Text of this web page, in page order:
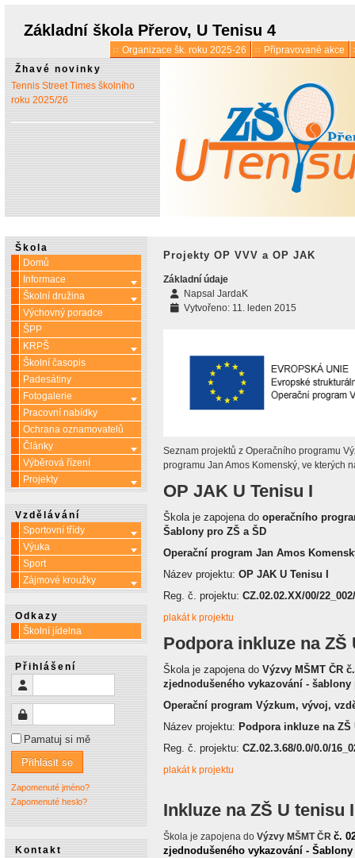
Základní škola Přerov, U Tenisu 4
Organizace šk. roku 2025-26
Připravované akce
Žhavé novinky
prázdninách
* 13. 5.:Vyšlo 6. číslo časopisu
Tennis Street Times školního
roku 2025/26
Škola
Domů
Informace
Více o: Informace
Školní družina Více o: Školní družina
Výchovný poradce
ŠPP
KRPŠ
Více o: KRPŠ
Školní časopis
Padesátiny
Fotogalerie
Více o: Fotogalerie
Pracovní nabídky
Ochrana oznamovatelů
Články
Více o: Články
Výběrová řízení
Projekty
Více o: Projekty
Vzdělávání
Sportovní třídy
Více o: Sportovní třídy
Výuka Více o: Výuka
Sport
Zájmové kroužky
Více o: Zájmové kroužky
Odkazy
Školní jídelna
Přihlášení
Heslo
Pamatuj si mě
Přihlásit se
Zapomenuté jméno?
Zapomenuté heslo?
Kontakt
Projekty OP VVV a OP JAK
Základní údaje
Napsal JardaK
Vytvořeno: 11. leden 2015
Seznam projektů z Operačního programu
programu Jan Amos Komenský, ve kterých
OP JAK U Tenisu I
Škola je zapojena do operačního
Šablony pro ZŠ a ŠD
Operační program Jan Amos
Název projektu: OP JAK U Tenisu I
Reg. č. projektu: CZ.02.02.XX/00/
plakát k projektu
Podpora inkluze na ZŠ
Škola je zapojena do Výzvy MŠMT ČR
zjednodušeného vykazování - šablony
Operační program Výzkum, vývoj,
Název projektu: Podpora inkluze na ZŠ
Reg. č. projektu: CZ.02.3.68/0.0/0.0/
plakát k projektu
Inkluze na ZŠ U tenisu
Škola je zapojena do Výzvy MŠMT ČR č.
zjednodušeného vykazování - Šablony